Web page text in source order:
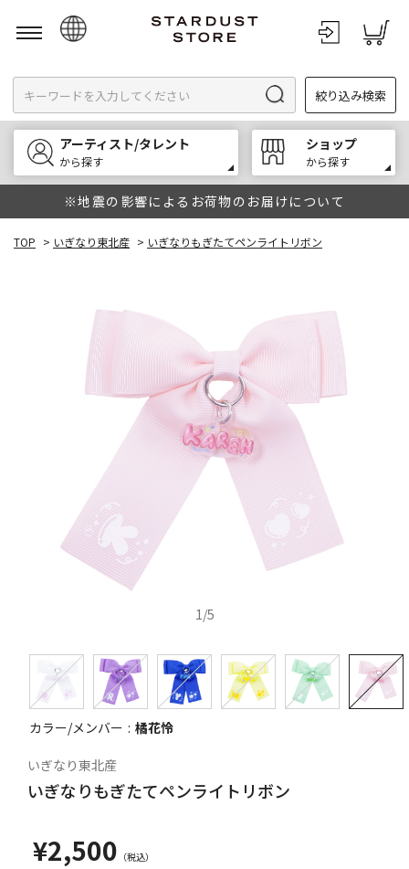
English
한국어
中文
絞り込み検索
アーティスト/タレント
から探す
ショップ
から探す
※地震の影響によるお荷物のお届けについて
TOP > いぎなり東北産 > いぎなりもぎたてペンライトリボン
1/5
カラー/メンバー 橘花怜
いぎなり東北産
いぎなりもぎたてペンライトリボン
¥2,500